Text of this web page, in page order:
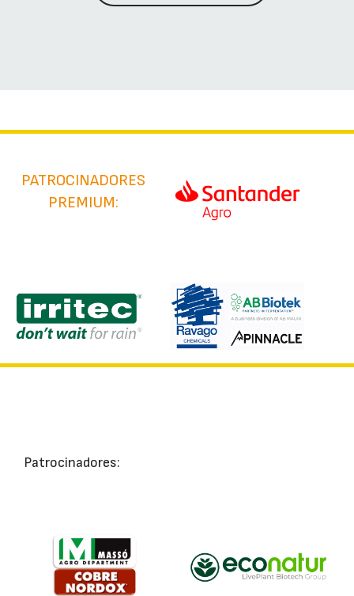
PATROCINADORES
PREMIUM:
Patrocinadores: